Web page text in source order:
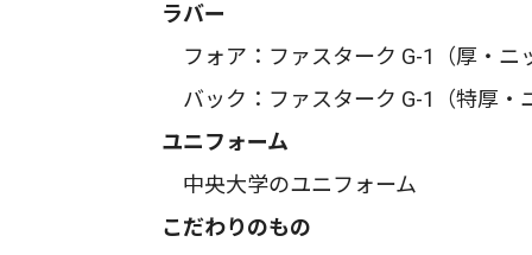
ラバー
フォア：ファスターク G-1（厚・ニ
バック：ファスターク G-1（特厚・
ユニフォーム
中央大学のユニフォーム
こだわりのもの